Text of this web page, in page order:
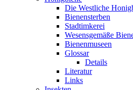
Die Westliche
Bienensterben
Stadtimkerei
Wesensgemäße
Bienenmuseen
Glossar
Details
Literatur
Links